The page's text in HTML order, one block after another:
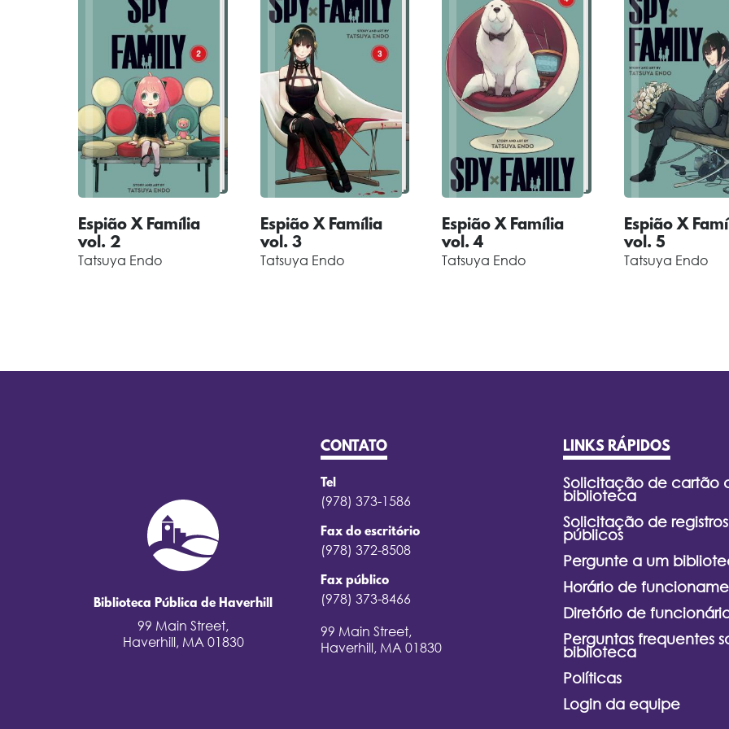
Espião X Família
vol. 2
Tatsuya Endo
Espião X Família
vol. 3
Tatsuya Endo
Espião X Família
vol. 4
Tatsuya Endo
Espião X
vol. 5
Tatsuya Endo
Biblioteca Pública de Haverhill
99 Main Street,
Haverhill, MA 01830
CONTATO
Tel
(978) 373-1586
Fax do escritório
(978) 372-8508
Fax público
(978) 373-8466
99 Main Street,
Haverhill, MA 01830
LINKS RÁPIDOS
Solicitação de cartão
biblioteca
Solicitação de registros
públicos
Pergunte a um
Horário de
Diretório de
Perguntas frequentes
biblioteca
Políticas
Login da equipe